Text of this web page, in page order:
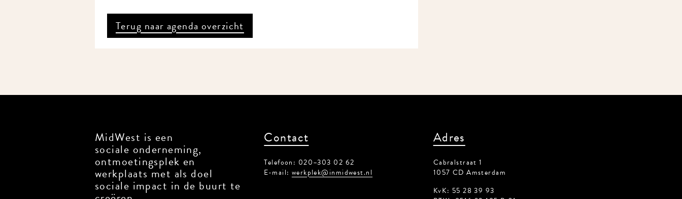
Terug naar agenda overzicht
MidWest is een
sociale onderneming,
ontmoetingsplek en
werkplaats met als doel
sociale impact in de buurt te
Contact
Telefoon: 020–303 02 62
E-mail: werkplek@inmidwest.nl
Adres
Cabralstraat 1
1057 CD Amsterdam
KvK: 55 28 39 93